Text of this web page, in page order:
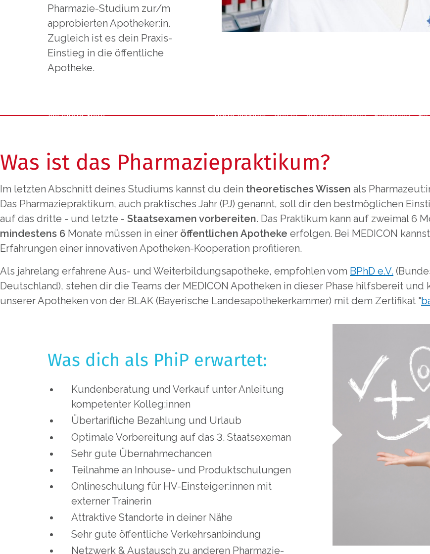
Pharmazie-Studium zur/m
approbierten Apotheker:in.
Zugleich ist es dein Praxis-
Einstieg in die öffentliche
Apotheke.
Auf dieser Seite Unser Angebot Gehalt Voraussetzungen Bewerben
Was ist das Pharmaziepraktikum?
Im letzten Abschnitt deines Studiums kannst du dein theoretisches Wissen als
Das Pharmaziepraktikum, auch praktisches Jahr (PJ) genannt, soll dir den bestmöglichen
auf das dritte - und letzte - Staatsexamen vorbereiten. Das Praktikum kann auf zweimal 6
mindestens 6 Monate müssen in einer öffentlichen Apotheke erfolgen. Bei MEDICON
Erfahrungen einer innovativen Apotheken-Kooperation profitieren.
Als jahrelang erfahrene Aus- und Weiterbildungsapotheke, empfohlen vom BPhD e.V.
Deutschland), stehen dir die Teams der MEDICON Apotheken in dieser Phase hilfsbereit
unserer Apotheken von der BLAK (Bayerische Landesapothekerkammer) mit dem Zertifikat "
Was dich als PhiP erwartet:
Kundenberatung und Verkauf unter Anleitung
kompetenter Kolleg:innen
Übertarifliche Bezahlung und Urlaub
Optimale Vorbereitung auf das 3. Staatsexeman
Sehr gute Übernahmechancen
Teilnahme an Inhouse- und Produktschulungen
Onlineschulung für HV-Einsteiger:innen mit
externer Trainerin
Attraktive Standorte in deiner Nähe
Sehr gute öffentliche Verkehrsanbindung
Netzwerk & Austausch zu anderen Pharmazie-